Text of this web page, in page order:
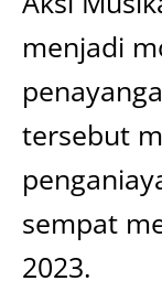
menjadi
tersebut
sempat
2023.